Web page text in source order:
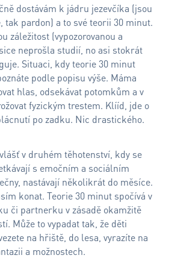
dostávám k jádru jezevčíka (jsou
tak pardon) a to své teorii 30 minut.
záležitost (vypozorovanou a
neprošla studií, no asi stokrát
Situaci, kdy teorie 30 minut
podle popisu výše. Máma
hlas, odsekávat potomkům a v
fyzickým trestem. Klííd, jde o
po zadku. Nic drastického.
v druhém těhotenství, kdy se
s emočním a sociálním
nastávají několikrát do měsíce.
konat. Teorie 30 minut spočívá v
či partnerku v zásadě okamžitě
Může to vypadat tak, že děti
na hřiště, do lesa, vyrazíte na
a možnostech.